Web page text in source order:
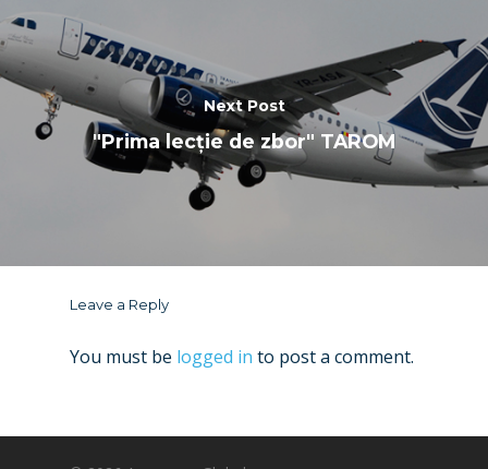
Next Post
"Prima lecție de zbor" TAROM
Leave a Reply
You must be logged in to post a comment.